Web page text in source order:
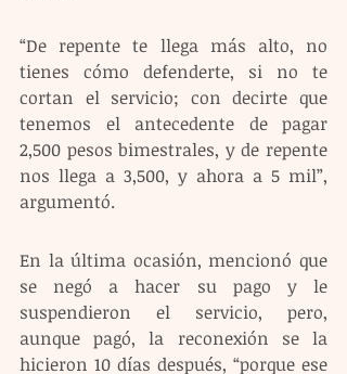
“De repente te llega más alto, no
tienes cómo defenderte, si no te
cortan el servicio; con decirte que
tenemos el antecedente de pagar
2,500 pesos bimestrales, y de repente
nos llega a 3,500, y ahora a 5 mil”,
argumentó.
En la última ocasión, mencionó que
se negó a hacer su pago y le
suspendieron el servicio, pero,
aunque pagó, la reconexión se la
hicieron 10 días después, “porque ese